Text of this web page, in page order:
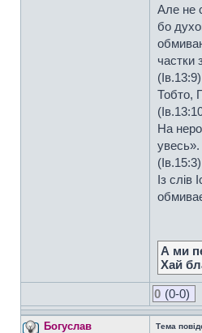
Але не
бо
частки
(Ів.13:9)
Тобто,
На
увесь».
(Ів.15:3)
Із слів
А ми
Хай
0 (0-0)
Богуслав Тема